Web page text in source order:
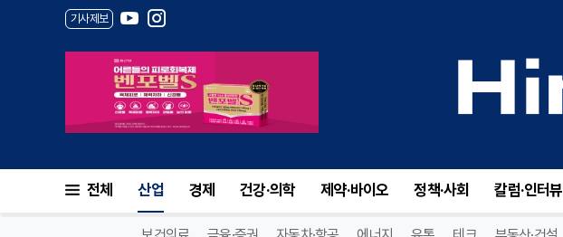
기사제보
전체 산업 경제 건강·의학 제약·바이오 정책·사회 칼럼·인터뷰